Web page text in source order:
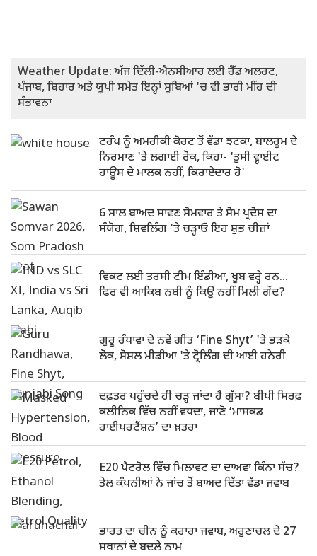
Weather Update: ਅੱਜ ਦਿੱਲੀ-ਐਨਸੀਆਰ ਲਈ ਰੈੱਡ ਅਲਰਟ,
ਪੰਜਾਬ, ਬਿਹਾਰ ਅਤੇ ਯੂਪੀ ਸਮੇਤ ਇਨ੍ਹਾਂ ਸੂਬਿਆਂ 'ਚ ਵੀ ਭਾਰੀ ਮੀਂਹ ਦੀ
ਸੰਭਾਵਨਾ
ਟਰੰਪ ਨੂੰ ਅਮਰੀਕੀ ਕੋਰਟ ਤੋਂ ਵੱਡਾ ਝਟਕਾ, ਬਾਲਰੂਮ ਦੇ
ਨਿਰਮਾਣ 'ਤੇ ਲਗਾਈ ਰੋਕ, ਕਿਹਾ- 'ਤੁਸੀ ਵ੍ਹਾਈਟ
ਹਾਊਸ ਦੇ ਮਾਲਕ ਨਹੀਂ, ਕਿਰਾਏਦਾਰ ਹੋ'
6 ਸਾਲ ਬਾਅਦ ਸਾਵਣ ਸੋਮਵਾਰ ਤੇ ਸੋਮ ਪ੍ਰਦੋਸ਼ ਦਾ
ਸੰਯੋਗ, ਸ਼ਿਵਲਿੰਗ 'ਤੇ ਚੜ੍ਹਾਓ ਇਹ ਸ਼ੁਭ ਚੀਜ਼ਾਂ
ਵਿਕਟ ਲਈ ਤਰਸੀ ਟੀਮ ਇੰਡੀਆ, ਖੂਬ ਵਰ੍ਹੇ ਰਨ…
ਫਿਰ ਵੀ ਆਕਿਬ ਨਬੀ ਨੂੰ ਕਿਉਂ ਨਹੀਂ ਮਿਲੀ ਗੇਂਦ?
ਗੁਰੂ ਰੰਧਾਵਾ ਦੇ ਨਵੇਂ ਗੀਤ ‘Fine Shyt’ 'ਤੇ ਭੜਕੇ
ਲੋਕ, ਸੋਸ਼ਲ ਮੀਡੀਆ 'ਤੇ ਟ੍ਰੋਲਿੰਗ ਦੀ ਆਈ ਹਨੇਰੀ
ਦਫ਼ਤਰ ਪਹੁੰਚਦੇ ਹੀ ਚੜ੍ਹ ਜਾਂਦਾ ਹੈ ਗੁੱਸਾ? ਬੀਪੀ ਸਿਰਫ਼
ਕਲੀਨਿਕ ਵਿੱਚ ਨਹੀਂ ਵਧਦਾ, ਜਾਣੋ ‘ਮਾਸਕਡ
ਹਾਈਪਰਟੈਂਸ਼ਨ’ ਦਾ ਖ਼ਤਰਾ
E20 ਪੈਟਰੋਲ ਵਿੱਚ ਮਿਲਾਵਟ ਦਾ ਦਾਅਵਾ ਕਿੰਨਾ ਸੱਚ?
ਤੇਲ ਕੰਪਨੀਆਂ ਨੇ ਜਾਂਚ ਤੋਂ ਬਾਅਦ ਦਿੱਤਾ ਵੱਡਾ ਜਵਾਬ
ਭਾਰਤ ਦਾ ਚੀਨ ਨੂੰ ਕਰਾਰਾ ਜਵਾਬ, ਅਰੁਣਾਚਲ ਦੇ 27
ਸਥਾਨਾਂ ਦੇ ਬਦਲੇ ਨਾਮ